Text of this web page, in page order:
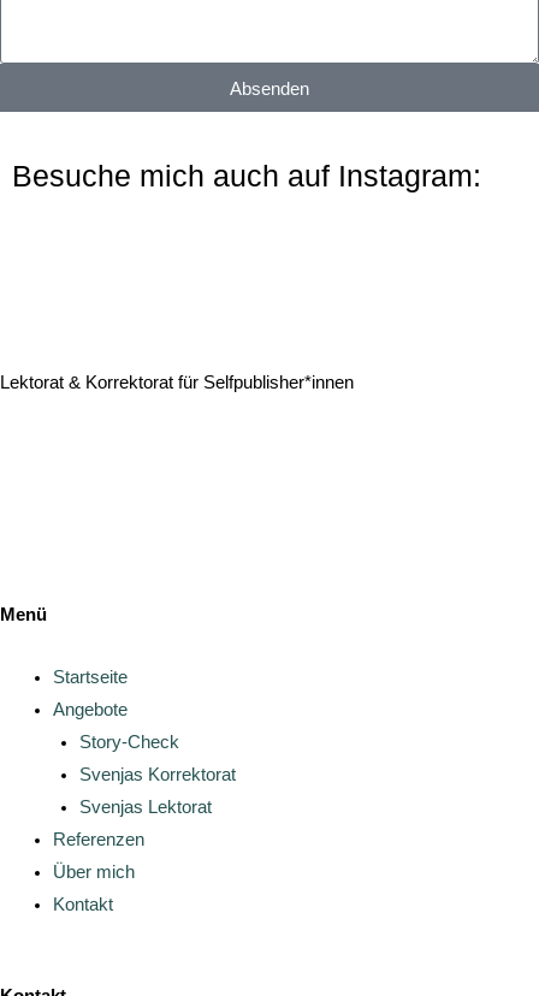
Absenden
Besuche mich auch auf Instagram:
s
r
a
m
Lektorat & Korrektorat für Selfpublisher*innen
t
a
g
r
Menü
Startseite
Angebote
Story-Check
Svenjas Korrektorat
Svenjas Lektorat
Referenzen
Über mich
Kontakt